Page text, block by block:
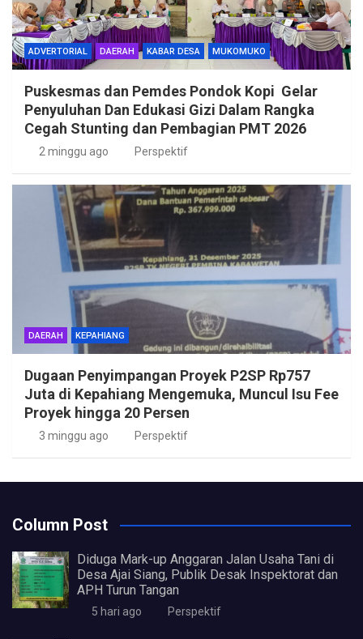
ADVERTORIAL DAERAH KABAR DESA MUKOMUKO
Puskesmas dan Pemdes Pondok Kopi Gelar
Penyuluhan Dan Edukasi Gizi Dalam Rangka
Cegah Stunting dan Pembagian PMT 2026
2 minggu ago Perspektif
DAERAH KEPAHIANG
Dugaan Penyimpangan Proyek P2SP Rp757
Juta di Kepahiang Mengemuka, Muncul Isu Fee
Proyek hingga 20 Persen
3 minggu ago Perspektif
Column Post
Diduga Mark-up Anggaran Jalan Usaha Tani di
Desa Ajai Siang, Publik Desak Inspektorat dan
APH Turun Tangan
5 hari ago Perspektif